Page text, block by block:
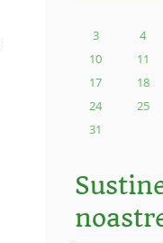
3
4
10
11
17
18
24
25
31